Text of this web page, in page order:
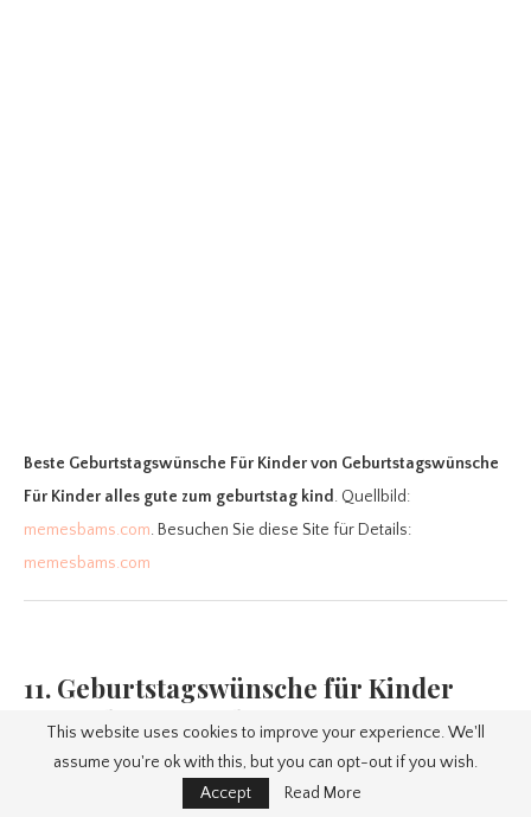
Beste Geburtstagswünsche Für Kindervon Geburtstagswünsche
Für Kinder alles gute zum geburtstag kind. Quellbild:
memesbams.com. Besuchen Sie diese Site für Details:
memesbams.com
11. Geburtstagswünsche für Kinder
Wünsche zum Geburtstag
This website uses cookies to improve your experience. We'll
assume you're ok with this, but you can opt-out if you wish.
Accept
Read More